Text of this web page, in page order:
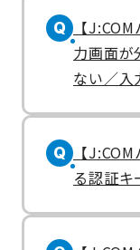
Q
【
力画面が
ない／入
Q
【
る認証キ